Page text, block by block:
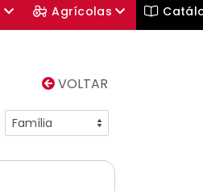
Agrícolas
VOLTAR